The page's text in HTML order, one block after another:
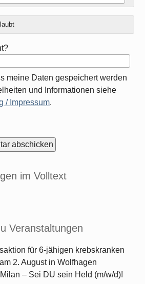
meine Daten gespeichert werden
und Informationen siehe
/ Impressum.
im Volltext
Veranstaltungen
für 6-jähigen krebskranken
2. August in Wolfhagen
– Sei DU sein Held (m/w/d)!